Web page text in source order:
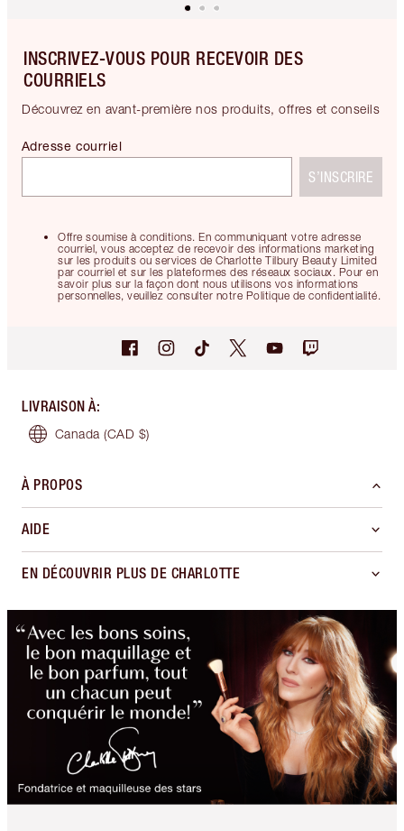
INSCRIVEZ-VOUS POUR RECEVOIR DES
COURRIELS
Découvrez en avant-première nos produits, offres et conseils
Offre soumise à conditions. En communiquant votre adresse
courriel, vous acceptez de recevoir des informations marketing
sur les produits ou services de Charlotte Tilbury Beauty Limited
par courriel et sur les plateformes des réseaux sociaux. Pour en
savoir plus sur la façon dont nous utilisons vos informations
personnelles, veuillez consulter notre Politique de confidentialité.
Adresse courriel
S’INSCRIRE
LIVRAISON À:
Canada (CAD $)
À PROPOS
AIDE
EN DÉCOUVRIR PLUS DE CHARLOTTE